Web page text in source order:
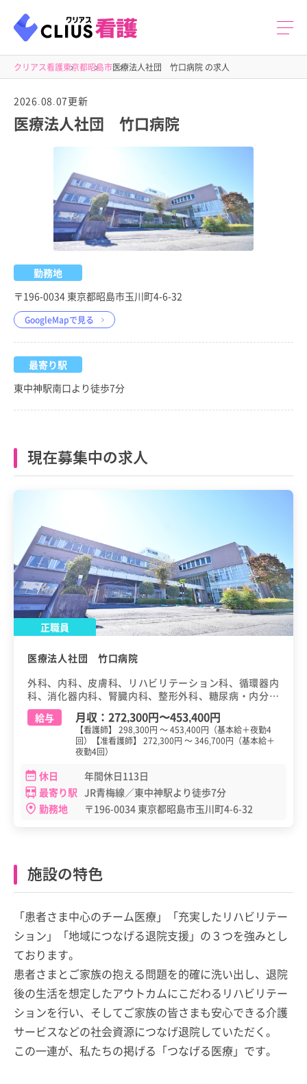
クリアス看護東京都昭島市医療法人社団 竹口病院 の求人
2026.08.07更新
医療法人社団 竹口病院
勤務地
〒196-0034 東京都昭島市玉川町4-6-32
GoogleMapで見る
最寄り駅
東中神駅南口より徒歩7分
現在募集中の求人
正職員
医療法人社団 竹口病院
外科、内科、皮膚科、リハビリテーション科、循環器内
科、消化器内科、腎臓内科、整形外科、糖尿病・内分泌
内科、麻酔科、放射線科、消化器外科
給与 月収： 272,300円〜453,400円
【看護師】 298,300円 ～ 453,400円（基本給＋夜勤4
回）【准看護師】 272,300円 ～ 346,700円（基本給＋
夜勤4回）
休日
年間休日113日
最寄り駅 JR青梅線／東中神駅より徒歩7分
勤務地
〒196-0034 東京都昭島市玉川町4-6-32
施設の特色
「患者さま中心のチーム医療」「充実したリハビリテー
ション」「地域につなげる退院支援」の３つを強みとし
ております。
患者さまとご家族の抱える問題を的確に洗い出し、退院
後の生活を想定したアウトカムにこだわるリハビリテー
ションを行い、そしてご家族の皆さまも安心できる介護
サービスなどの社会資源につなげ退院していただく。
この一連が、私たちの掲げる「つなげる医療」です。